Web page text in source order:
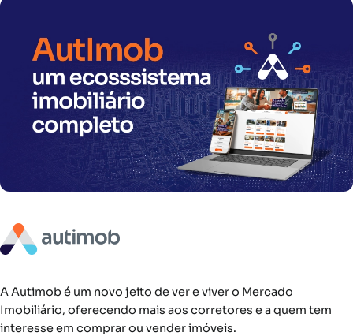
A Autimob é um novo jeito de ver e viver o Mercado
Imobiliário, oferecendo mais aos corretores e a quem tem
interesse em comprar ou vender imóveis.